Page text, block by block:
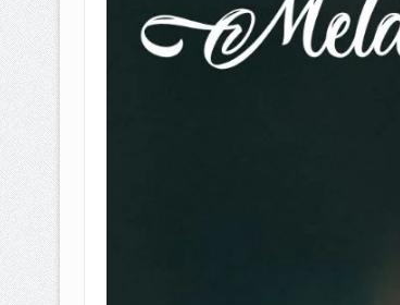
HUKUM